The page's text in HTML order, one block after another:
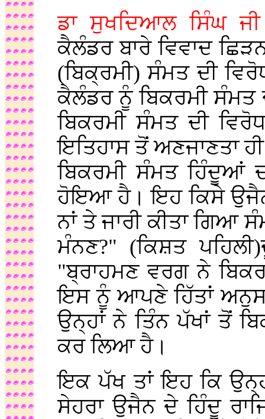
ਡਾ ਸੁਖਦਿਆਲ ਸਿੰਘ
ਕੈਲੰਡਰ ਬਾਰੇ ਵਿਵਾਦ
(ਬਿਕ੍ਰਮੀ) ਸੰਮਤ ਦੀ
ਕੈਲੰਡਰ ਨੂੰ ਬਿਕਰਮੀ ਸੰਮਤ
ਬਿਕਰਮੀ ਸੰਮਤ ਦੀ
ਇਤਿਹਾਸ ਤੋਂ ਅਣਜਾਣਤਾ
ਬਿਕਰਮੀ ਸੰਮਤ ਹਿੰਦੂਆਂ
ਹੋਇਆ ਹੈ। ਇਹ ਕਿਸੇ
ਨਾਂ ਤੇ ਜਾਰੀ ਕੀਤਾ
ਮੰਨਣ?" (ਕਿਸ਼ਤ
"ਬ੍ਰਾਹਮਣ ਵਰਗ ਨੇ
ਇਸ ਨੂੰ ਆਪਣੇ ਹਿੱਤਾਂ
ਉਨ੍ਹਾਂ ਨੇ ਤਿੰਨ ਪੱਖਾਂ ਤੋਂ
ਕਰ ਲਿਆ ਹੈ।
ਇਕ ਪੱਖ ਤਾਂ ਇਹ ਕਿ
ਸੇਹਰਾ ਉਜੈਨ ਦੇ ਹਿੰਦੂ